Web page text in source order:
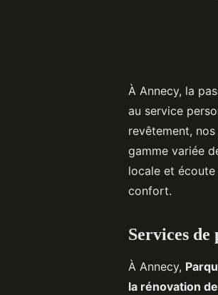
À Annecy, la
au service
revêtement,
gamme variée
locale et
confort.
Services
À Annecy,
la rénovation